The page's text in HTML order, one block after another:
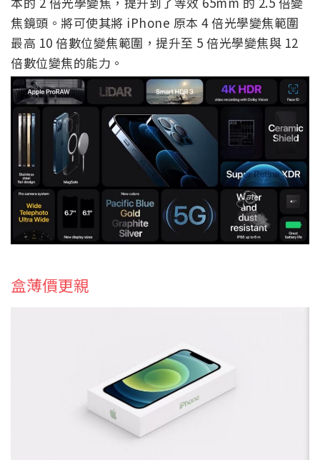
焦鏡頭。將可使其將 iPhone 原本 4 倍光學變焦範圍
最高 10 倍數位變焦範圍，提升至 5 倍光學變焦與 12
倍數位變焦的能力。
盒薄價更親